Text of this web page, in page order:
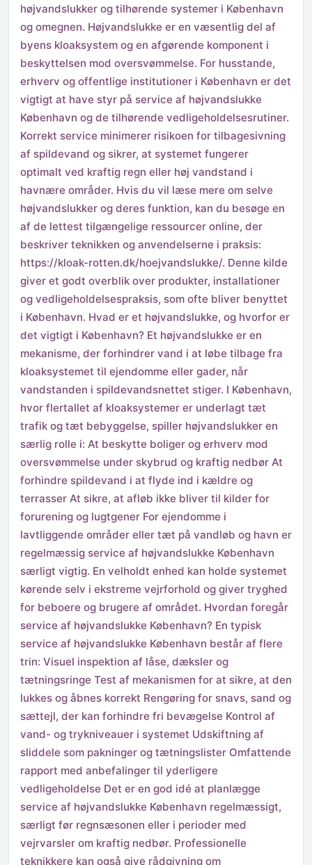
højvandslukker og tilhørende systemer i København
og omegnen. Højvandslukke er en væsentlig del af
byens kloaksystem og en afgørende komponent i
beskyttelsen mod oversvømmelse. For husstande,
erhverv og offentlige institutioner i København er det
vigtigt at have styr på service af højvandslukke
København og de tilhørende vedligeholdelsesrutiner.
Korrekt service minimerer risikoen for tilbagesivning
af spildevand og sikrer, at systemet fungerer
optimalt ved kraftig regn eller høj vandstand i
havnære områder. Hvis du vil læse mere om selve
højvandslukker og deres funktion, kan du besøge en
af de lettest tilgængelige ressourcer online, der
beskriver teknikken og anvendelserne i praksis:
https://kloak-rotten.dk/hoejvandslukke/. Denne kilde
giver et godt overblik over produkter, installationer
og vedligeholdelsespraksis, som ofte bliver benyttet
i København. Hvad er et højvandslukke, og hvorfor er
det vigtigt i København? Et højvandslukke er en
mekanisme, der forhindrer vand i at løbe tilbage fra
kloaksystemet til ejendomme eller gader, når
vandstanden i spildevandsnettet stiger. I København,
hvor flertallet af kloaksystemer er underlagt tæt
trafik og tæt bebyggelse, spiller højvandslukker en
særlig rolle i: At beskytte boliger og erhverv mod
oversvømmelse under skybrud og kraftig nedbør At
forhindre spildevand i at flyde ind i kældre og
terrasser At sikre, at afløb ikke bliver til kilder for
forurening og lugtgener For ejendomme i
lavtliggende områder eller tæt på vandløb og havn er
regelmæssig service af højvandslukke København
særligt vigtig. En velholdt enhed kan holde systemet
kørende selv i ekstreme vejrforhold og giver tryghed
for beboere og brugere af området. Hvordan foregår
service af højvandslukke København? En typisk
service af højvandslukke København består af flere
trin: Visuel inspektion af låse, dæksler og
tætningsringe Test af mekanismen for at sikre, at den
lukkes og åbnes korrekt Rengøring for snavs, sand og
sættejl, der kan forhindre fri bevægelse Kontrol af
vand- og trykniveauer i systemet Udskiftning af
sliddele som pakninger og tætningslister Omfattende
rapport med anbefalinger til yderligere
vedligeholdelse Det er en god idé at planlægge
service af højvandslukke København regelmæssigt,
særligt før regnsæsonen eller i perioder med
vejrvarsler om kraftig nedbør. Professionelle
teknikkere kan også give rådgivning om